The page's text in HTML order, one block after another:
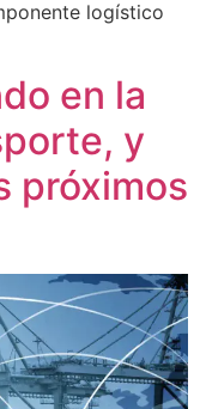
logístico
en la
y
próximos